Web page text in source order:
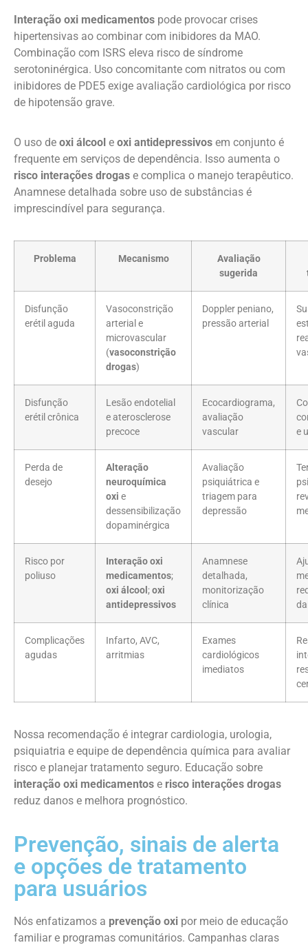
Interação oxi medicamentos pode provocar crises
hipertensivas ao combinar com inibidores da MAO.
Combinação com ISRS eleva risco de síndrome
serotoninérgica. Uso concomitante com nitratos ou com
inibidores de PDE5 exige avaliação cardiológica por risco
de hipotensão grave.
O uso de oxi álcool e oxi antidepressivos em conjunto é
frequente em serviços de dependência. Isso aumenta o
risco interações drogas e complica o manejo terapêutico.
Anamnese detalhada sobre uso de substâncias é
imprescindível para segurança.
Problema Mecanismo
Avaliação
sugerida
Disfunção
erétil aguda
Vasoconstrição
arterial e
microvascular
(vasoconstrição
drogas)
Doppler peniano,
pressão arterial
Disfunção
erétil crônica
Lesão endotelial
e aterosclerose
precoce
Ecocardiograma,
avaliação
vascular
e
Perda de
desejo
Alteração
neuroquímica
oxi e
dessensibilização
dopaminérgica
Avaliação
psiquiátrica e
triagem para
depressão
Risco por
poliuso
Interação oxi
medicamentos;
oxi álcool ;oxi
antidepressivos
Anamnese
detalhada,
monitorização
clínica
Complicações
agudas
Infarto, AVC,
arritmias
Exames
cardiológicos
imediatos
Nossa recomendação é integrar cardiologia, urologia,
psiquiatria e equipe de dependência química para avaliar
risco e planejar tratamento seguro. Educação sobre
interação oxi medicamentos e risco interações drogas
reduz danos e melhora prognóstico.
Prevenção, sinais de alerta
e opções de tratamento
para usuários
Nós enfatizamos a prevenção oxi por meio de educação
familiar e programas comunitários. Campanhas claras